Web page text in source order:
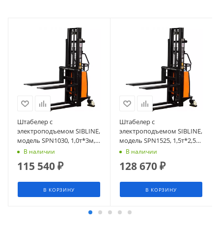
Штабелер с
электроподъемом SIBLINE,
модель SPN1030, 1,0т*3м,
гелевая АКБ
В наличии
115 540₽
В КОРЗИНУ
Штабелер с
электроподъемом SIBLINE,
модель SPN1525, 1,5т*2,5м,
гелевая АКБ
В наличии
128 670₽
В КОРЗИНУ